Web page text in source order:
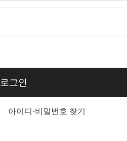
로그인
아이디·비밀번호 찾기